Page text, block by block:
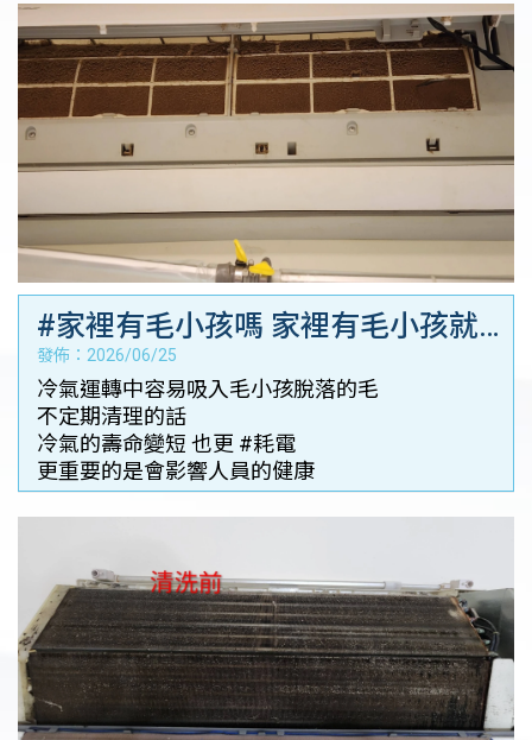
#家裡有毛小孩嗎 家裡有毛小孩就
更需要注重冷氣保養喔－台南居家
冷氣清洗｜台南冷氣清洗保固
發佈：2026/06/25
冷氣運轉中容易吸入毛小孩脫落的毛
不定期清理的話
冷氣的壽命變短 也更 #耗電
更重要的是會影響人員的健康